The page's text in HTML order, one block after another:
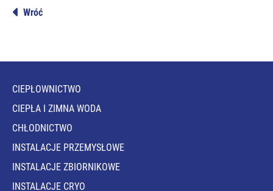
Wróć
CIEPŁOWNICTWO
CIEPŁA I ZIMNA WODA
CHŁODNICTWO
INSTALACJE PRZEMYSŁOWE
INSTALACJE ZBIORNIKOWE
INSTALACJE CRYO